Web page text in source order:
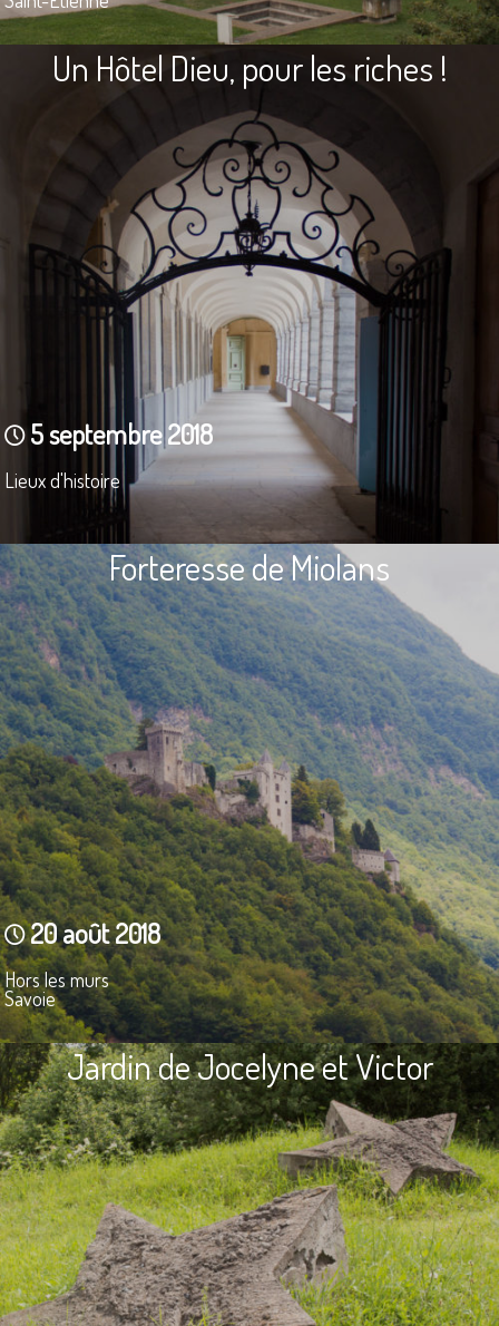
Un Hôtel Dieu, pour les riches !
5 septembre 2018
Lieux d'histoire
Forteresse de Miolans
20 août 2018
Hors les murs
Savoie
Jardin de Jocelyne et Victor